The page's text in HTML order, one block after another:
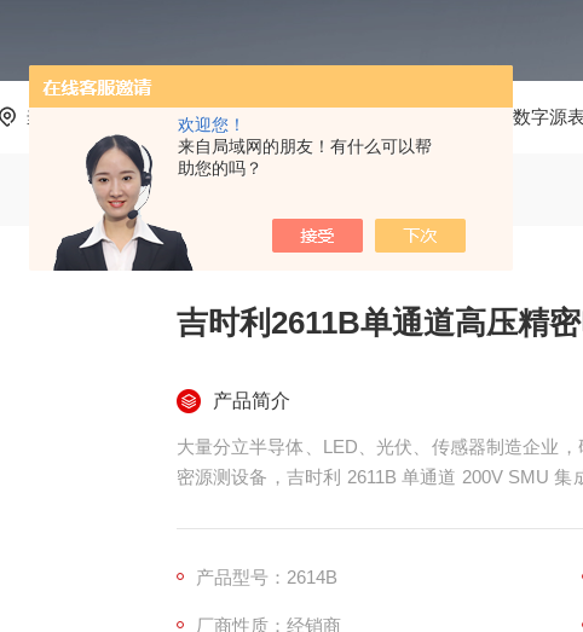
欢迎您！
来自局域网的朋友！有什么可以帮
助您的吗？
当前位置： 产品中心 点击 吉数字源
吉时利2611B单通道高压精
产品简介
大量分立半导体、LED、光伏、传感器制造企业
密源测设备，吉时利 2611B 单通道 200V SMU
配测试线
产品型号：2614B
厂商性质：经销商